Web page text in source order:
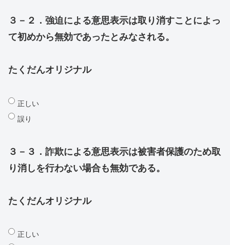
３－２．強迫による意思表示は取り消すことによっ
て初めから無効であったとみなされる。
たくだんオリジナル
正しい
誤り
３－３．詐欺による意思表示は被害者保護のため取
り消しを行わない場合も無効である。
たくだんオリジナル
正しい